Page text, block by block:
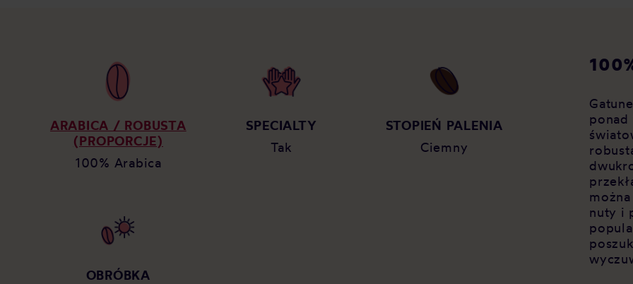
ARABICA / ROBUSTA
(PROPORCJE)
100% Arabica
SPECIALTY
Tak
STOPIEŃ PALENIA
Ciemny
OBRÓBKA
ponad
nuty i